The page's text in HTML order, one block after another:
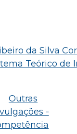
da Silva
Teórico de